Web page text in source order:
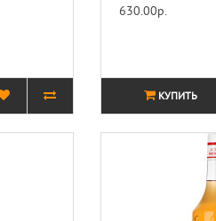
630.00р.
КУПИТЬ